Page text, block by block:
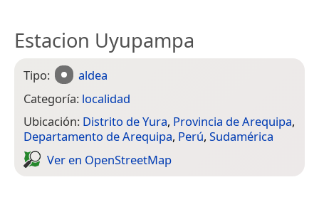
Estacion Uyupampa
Tipo:
aldea
Categoría: localidad
Ubicación: Distrito de Yura, Provincia de Arequipa,
Departamento de Arequipa, Perú, Sudamérica
Ver en Open­Street­Map